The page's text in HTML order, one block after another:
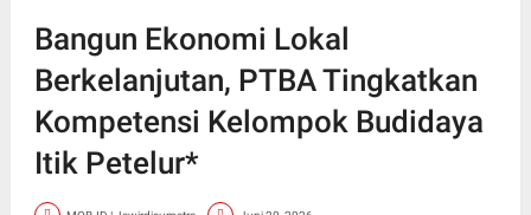
Bangun Ekonomi Lokal
Berkelanjutan, PTBA Tingkatkan
Kompetensi Kelompok Budidaya
Itik Petelur*